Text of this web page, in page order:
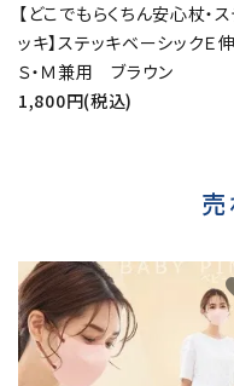
【どこでもらくちん安心杖・
ッキ】ステッキベーシックＥ
Ｓ・Ｍ兼用 ブラウン
1,800円(税込)